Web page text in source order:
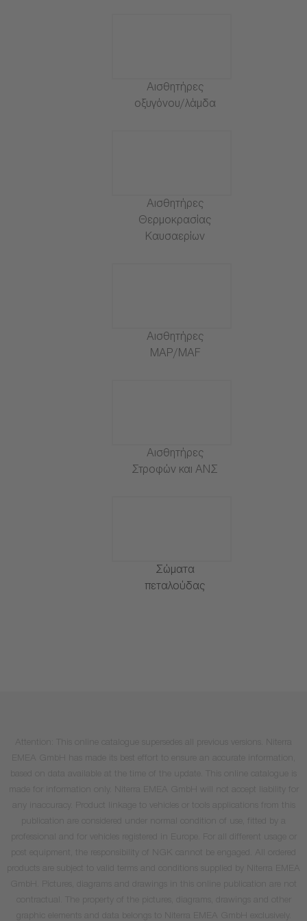
Αισθητήρες
οξυγόνου/λάμδα
Αισθητήρες
Θερμοκρασίας
Καυσαερίων
Αισθητήρες
MAP/MAF
Αισθητήρες
Στροφών και ΑΝΣ
Σώματα
πεταλούδας